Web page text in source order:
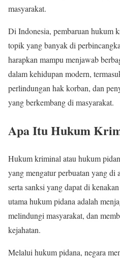
masyarakat.
Di Indonesia, pembaruan hukum
topik yang banyak di
harapkan mampu menjawab
dalam kehidupan modern,
perlindungan hak korban, dan
yang berkembang di masyarakat.
Apa Itu Hukum
Hukum kriminal atau hukum
yang mengatur perbuatan yang di
serta sanksi yang dapat di
utama hukum pidana adalah
melindungi masyarakat, dan
kejahatan.
Melalui hukum pidana, negara